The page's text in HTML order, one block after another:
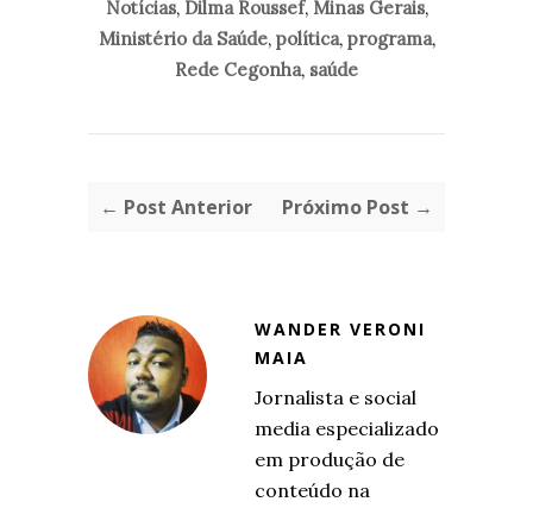
Notícias, Dilma Roussef, Minas Gerais,
Ministério da Saúde, política, programa,
Rede Cegonha, saúde
← Post Anterior Próximo Post →
WANDER VERONI
MAIA
Jornalista e social
media especializado
em produção de
conteúdo na